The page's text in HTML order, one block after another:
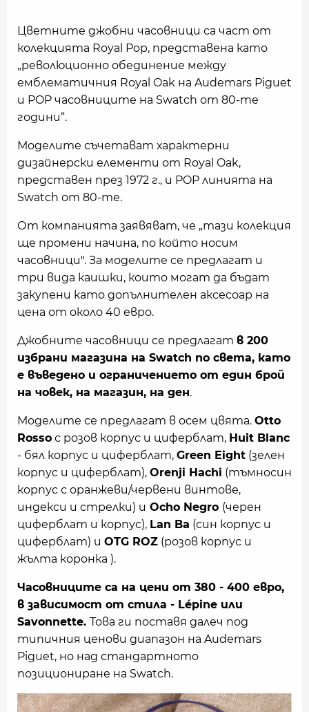
Цветните джобни часовници са част от
колекцията Royal Pop, представена като
„революционно обединение между
емблематичния Royal Oak на Audemars Piguet
и POP часовниците на Swatch от 80-те
години“.
Моделите съчетават характерни
дизайнерски елементи от Royal Oak,
представен през 1972 г., и POP линията на
Swatch от 80-те.
От компанията заявяват, че „тази колекция
ще промени начина, по който носим
часовници". За моделите се предлагат и
три вида каишки, които могат да бъдат
закупени като допълнителен аксесоар на
цена от около 40 евро.
Джобните часовници се предлагат в 200
избрани магазина на Swatch по света, като
е въведено и ограничението от един брой
на човек, на магазин, на ден.
Моделите се предлагат в осем цвята. Otto
Rosso с розов корпус и циферблат, Huit Blanc
- бял корпус и циферблат, Green Eight (зелен
корпус и циферблат), Orenji Hachi (тъмносин
корпус с оранжеви/червени винтове,
индекси и стрелки) и Ocho Negro (черен
циферблат и корпус), Lan Ba ​​(син корпус и
циферблат) и OTG ROZ (розов корпус и
жълта коронка ).
Часовниците са на цени от 380 - 400 евро,
в зависимост от стила - Lépine или
Savonnette. Това ги поставя далеч под
типичния ценови диапазон на Audemars
Piguet, но над стандартното
позициониране на Swatch.